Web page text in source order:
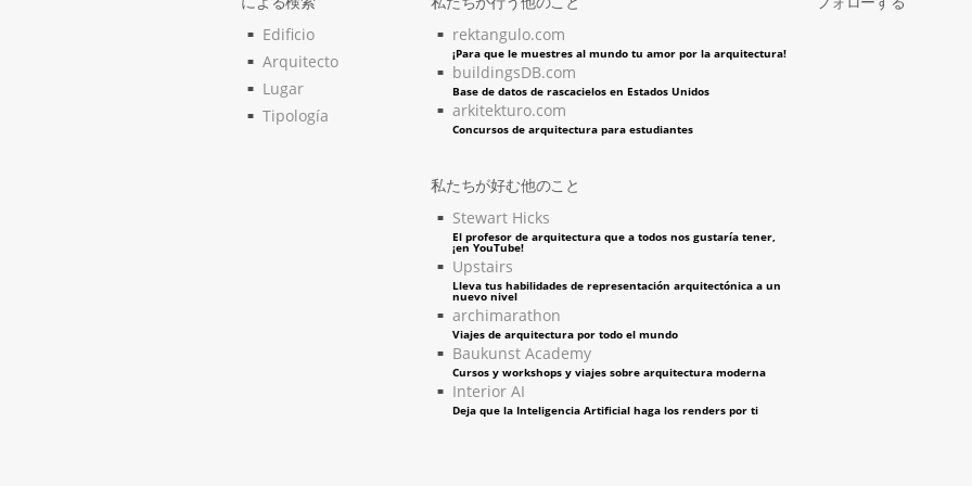
Edificio
Arquitecto
Lugar
Tipología
rektangulo.com
¡Para que le muestres al mundo tu amor por la arquitectura!
buildingsDB.com
Base de datos de rascacielos en Estados Unidos
arkitekturo.com
Concursos de arquitectura para estudiantes
私たちが好む他のこと
Stewart Hicks
El profesor de arquitectura que a todos nos gustaría tener,
¡en YouTube!
Upstairs
Lleva tus habilidades de representación arquitectónica a un
nuevo nivel
archimarathon
Viajes de arquitectura por todo el mundo
Baukunst Academy
Cursos y workshops y viajes sobre arquitectura moderna
Interior AI
Deja que la Inteligencia Artificial haga los renders por ti